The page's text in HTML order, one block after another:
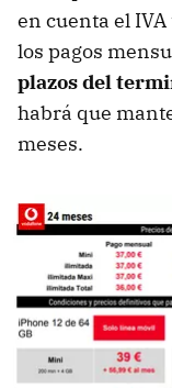
en cuenta el
los pagos
plazos del
habrá que
meses.